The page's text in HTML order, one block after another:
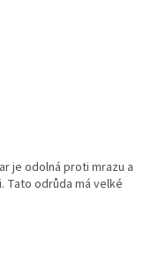
je odolná proti mrazu a
Tato odrůda má velké